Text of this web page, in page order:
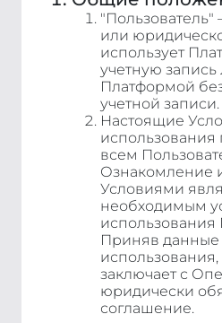
"Пользователь"
или
использует
учетную
Платформой
учетной записи.
Настоящие
всем
Ознакомление
Условиями
необходимым
Приняв данные
заключает с
юридически
соглашение.